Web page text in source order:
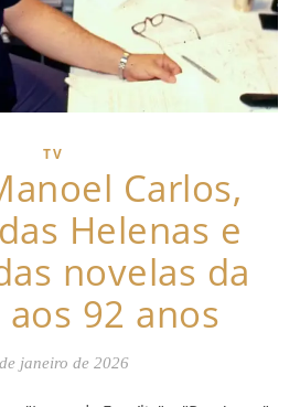
TV
Carlos,
Helenas e
novelas da
92 anos
janeiro de 2026